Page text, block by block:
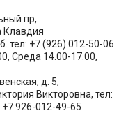
пр,
Клавдия
тел: +7 (926) 012-50-06
Среда 14.00-17.00,
д. 5,
Викторовна, тел:
926-012-49-65